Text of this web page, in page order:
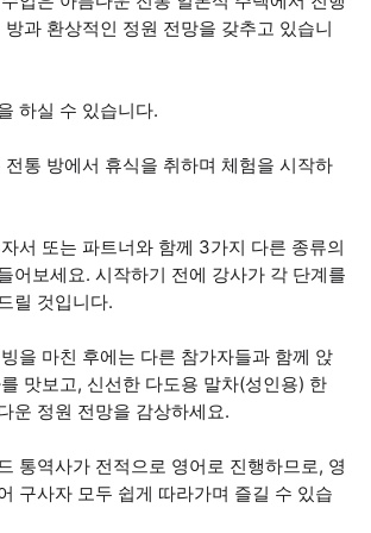
과 환상적인 정원 전망을 갖추고 있습니
하실 수 있습니다.
전통 방에서 휴식을 취하며 체험을 시작하
서 또는 파트너와 함께 3가지 다른 종류의
어보세요. 시작하기 전에 강사가 각 단계를
릴 것입니다.
을 마친 후에는 다른 참가자들과 함께 앉
맛보고, 신선한 다도용 말차(성인용) 한
운 정원 전망을 감상하세요.
통역사가 전적으로 영어로 진행하므로, 영
구사자 모두 쉽게 따라가며 즐길 수 있습